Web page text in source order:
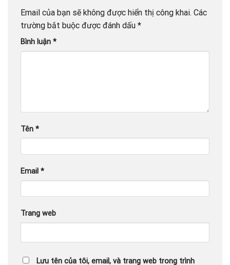
Email của bạn sẽ không được hiển thị công khai. Các
trường bắt buộc được đánh dấu *
Bình luận *
Tên *
Email *
Trang web
Lưu tên của tôi, email, và trang web trong trình